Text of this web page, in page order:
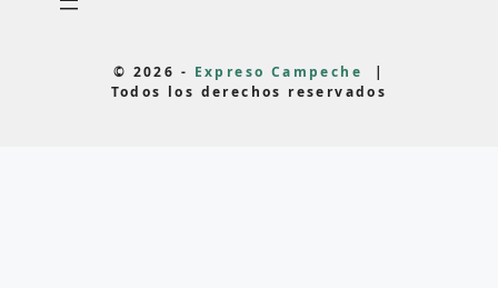
© 2026 - Expreso Campeche
|
Todos los derechos reservados